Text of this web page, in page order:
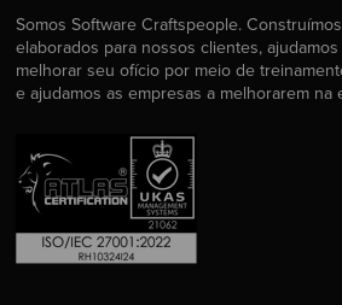
Somos Software Craftspeople.
elaborados para nossos clientes,
melhorar seu ofício por meio de
e ajudamos as empresas a melhorarem na